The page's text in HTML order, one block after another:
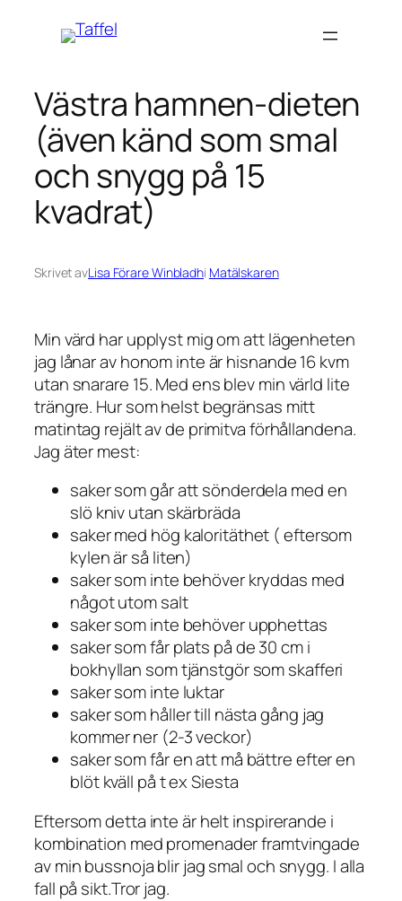
Västra hamnen-dieten
(även känd som smal
och snygg på 15
kvadrat)
Skrivet avLisa Förare Winbladhi Matälskaren
Min värd har upplyst mig om att lägenheten
jag lånar av honom inte är hisnande 16 kvm
utan snarare 15. Med ens blev min värld lite
trängre. Hur som helst begränsas mitt
matintag rejält av de primitva förhållandena.
Jag äter mest:
saker som går att sönderdela med en
slö kniv utan skärbräda
saker med hög kaloritäthet ( eftersom
kylen är så liten)
saker som inte behöver kryddas med
något utom salt
saker som inte behöver upphettas
saker som får plats på de 30 cm i
bokhyllan som tjänstgör som skafferi
saker som inte luktar
saker som håller till nästa gång jag
kommer ner (2-3 veckor)
saker som får en att må bättre efter en
blöt kväll på t ex Siesta
Eftersom detta inte är helt inspirerande i
kombination med promenader framtvingade
av min bussnoja blir jag smal och snygg. I alla
fall på sikt.Tror jag.